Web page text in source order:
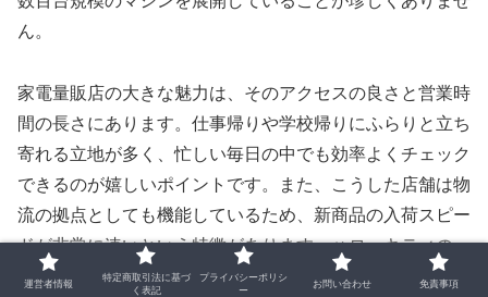
ん。
家電量販店の大きな魅力は、そのアクセスの良さと営業時
間の長さにあります。仕事帰りや学校帰りにふらりと立ち
寄れる立地が多く、忙しい毎日の中でも効率よくチェック
できるのが嬉しいポイントです。また、こうした店舗は物
流の拠点としても機能しているため、新商品の入荷スピー
ドが非常に速いという特徴があります。ハローキティの
「めじるしアクセサリー」のような注目度の高いアイテム
運営者情報
特定商取引法に基づ
く表記
プライバシーポリシ
ー
お問い合わせ 免責事項